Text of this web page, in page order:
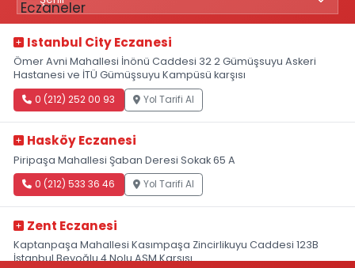
Istanbul City Eczanesi
Ömer Avni Mahallesi İnönü Caddesi 32 2 Gümüşsuyu Askeri
Hastanesi ve İTÜ Gümüşsuyu Kampüsü karşısı
0 (212) 252 00 93 Yol Tarifi Al
Hasköy Eczanesi
Piripaşa Mahallesi Şaban Deresi Sokak 65 A
0 (212) 533 36 46 Yol Tarifi Al
Zent Eczanesi
Kaptanpaşa Mahallesi Kasımpaşa Zincirlikuyu Caddesi 123B
İstanbul Beyoğlu 4 Nolu ASM Karşısı